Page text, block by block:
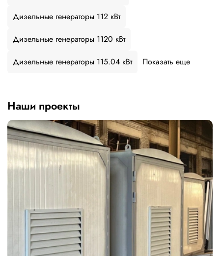
Дизельные генераторы 112 кВт
Дизельные генераторы 1120 кВт
Дизельные генераторы 115.04 кВт
Показать еще
Наши проекты